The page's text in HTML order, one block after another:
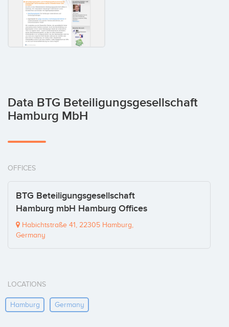
Data BTG Beteiligungsgesellschaft
Hamburg MbH
OFFICES
BTG Beteiligungsgesellschaft
Hamburg mbH Hamburg Offices
Habichtstraße 41, 22305 Hamburg,
Germany
LOCATIONS
Hamburg Germany